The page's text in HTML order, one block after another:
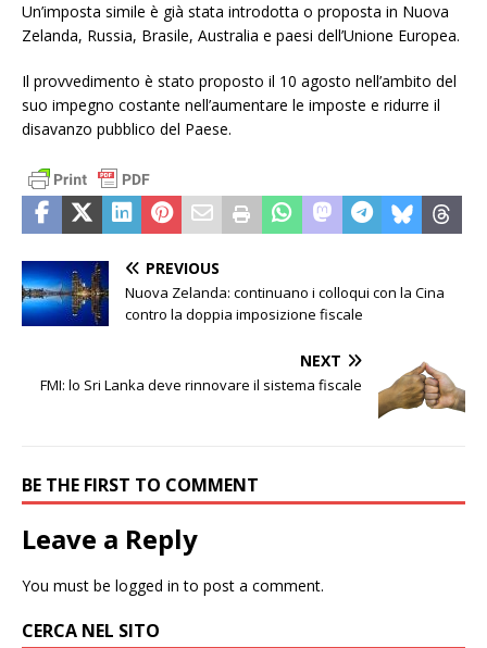
Un’imposta simile è già stata introdotta o proposta in Nuova
Zelanda, Russia, Brasile, Australia e paesi dell’Unione Europea.
Il provvedimento è stato proposto il 10 agosto nell’ambito del
suo impegno costante nell’aumentare le imposte e ridurre il
disavanzo pubblico del Paese.
PREVIOUS
Nuova Zelanda: continuano i colloqui con la Cina
contro la doppia imposizione fiscale
NEXT
FMI: lo Sri Lanka deve rinnovare il sistema fiscale
BE THE FIRST TO COMMENT
Leave a Reply
You must be logged in to post a comment.
CERCA NEL SITO